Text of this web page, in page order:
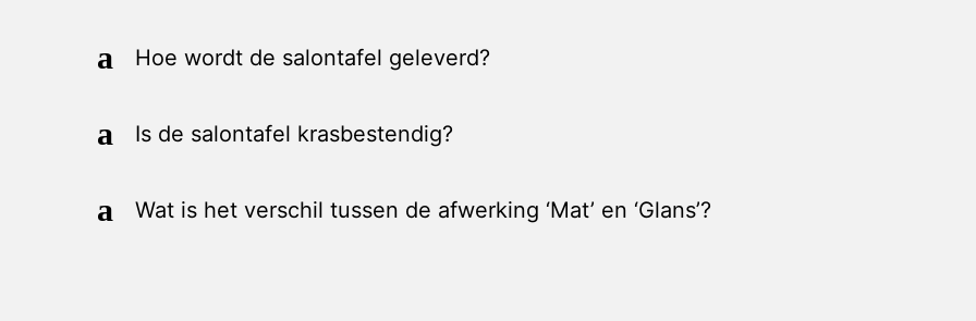
a Hoe wordt de salontafel geleverd?
a Is de salontafel krasbestendig?
a Wat is het verschil tussen de afwerking ‘Mat’ en ‘Glans’?